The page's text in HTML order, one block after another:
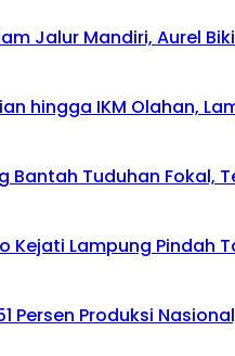
Jalur Mandiri, Aurel
hingga IKM Olahan,
Bantah Tuduhan Fokal,
Kejati Lampung Pindah
Persen Produksi